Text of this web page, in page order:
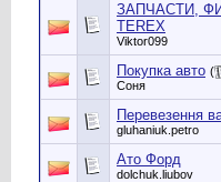
ЗАПЧАСТИ,
TEREX
Viktor099
Покупка авто (
Соня
Перевезення
gluhaniuk.petro
Ато Форд
dolchuk.liubov